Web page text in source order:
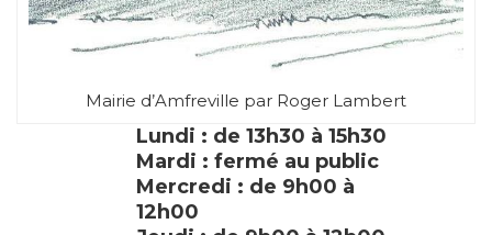
Mairie d’Amfreville par Roger Lambert
Lundi : de 13h30 à 15h30
Mardi : fermé au public
Mercredi : de 9h00 à
12h00